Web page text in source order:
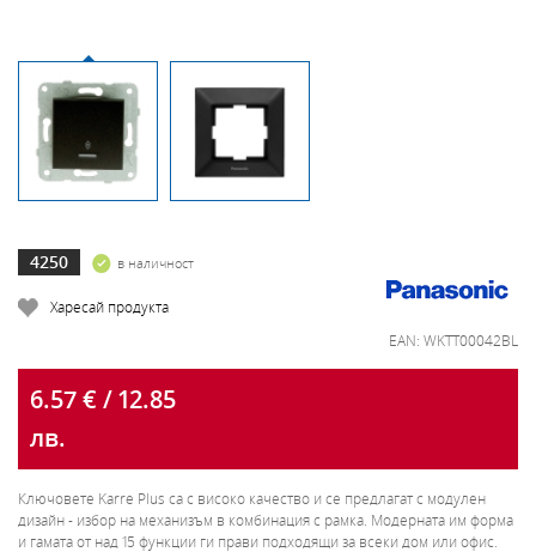
4250 в наличност
Харесай продукта
EAN: WKTT00042BL
6.57 € / 12.85
лв.
Ключовете Karre Plus са с високо качество и се предлагат с модулен
дизайн - избор на механизъм в комбинация с рамка. Модерната им форма
и гамата от над 15 функции ги прави подходящи за всеки дом или офис.